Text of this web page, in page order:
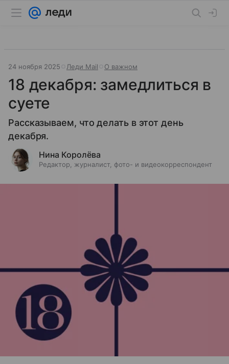
24 ноября 2025 Леди Mail О важном
18 декабря: замедлиться в
суете
Рассказываем, что делать в этот день
декабря.
Нина Королёва
Редактор, журналист, фото- и видеокорреспондент